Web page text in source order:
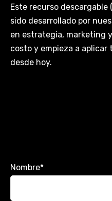
Este recurso descargable
sido desarrollado por
en estrategia, marketing
costo y empieza a aplicar
desde hoy.
Nombre*